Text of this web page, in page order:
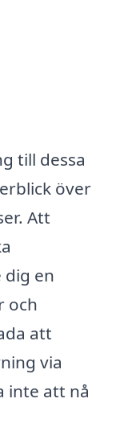
till dessa
över
Att
dig en
och
att
via
inte att nå